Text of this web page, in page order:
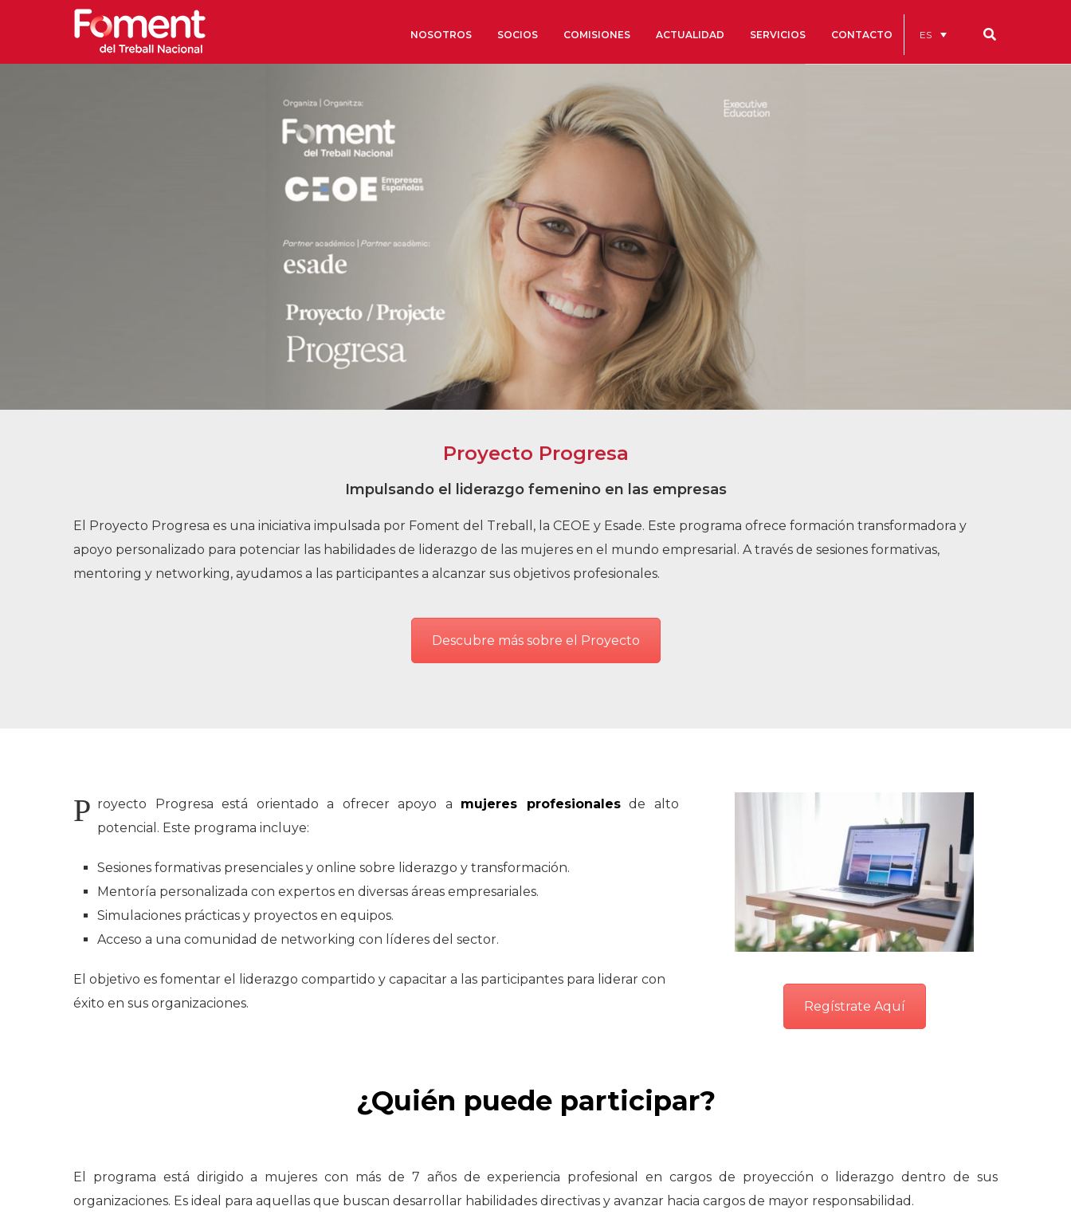
NOSOTROS
Sobre nosotros
Órganos de Gobierno
Órganos Consultivos
Estructura Ejecutiva
Institut d’Estudis Estratègics
Organizaciones sectoriales
Sociedad Barcelonesa de Estudios
Económicos y Sociales
Organizaciones territoriales
Conoce más
Historia
Galería de Presidentes
Sede Social
SOCIOS COMISIONES ACTUALIDAD SERVICIOS CONTACTO ES
Proyecto Progresa
Impulsando el liderazgo femenino en las empresas
El Proyecto Progresa es una iniciativa impulsada por Foment del Treball, la CEOE y Esade. Este programa ofrece formación transformadora y
apoyo personalizado para potenciar las habilidades de liderazgo de las mujeres en el mundo empresarial. A través de sesiones formativas,
mentoring y networking, ayudamos a las participantes a alcanzar sus objetivos profesionales.
Descubre más sobre el Proyecto
P royecto Progresa está orientado a ofrecer apoyo a mujeres profesionalesde alto
potencial. Este programa incluye:
Sesiones formativas presenciales y online sobre liderazgo y transformación.
Mentoría personalizada con expertos en diversas áreas empresariales.
Simulaciones prácticas y proyectos en equipos.
Acceso a una comunidad de networking con líderes del sector.
El objetivo es fomentar el liderazgo compartido y capacitar a las participantes para liderar con
éxito en sus organizaciones.
Regístrate Aquí
¿Quién puede participar?
El programa está dirigido a mujeres con más de 7 años de experiencia profesional en cargos de proyección o liderazgo dentro de sus
organizaciones. Es ideal para aquellas que buscan desarrollar habilidades directivas y avanzar hacia cargos de mayor responsabilidad.